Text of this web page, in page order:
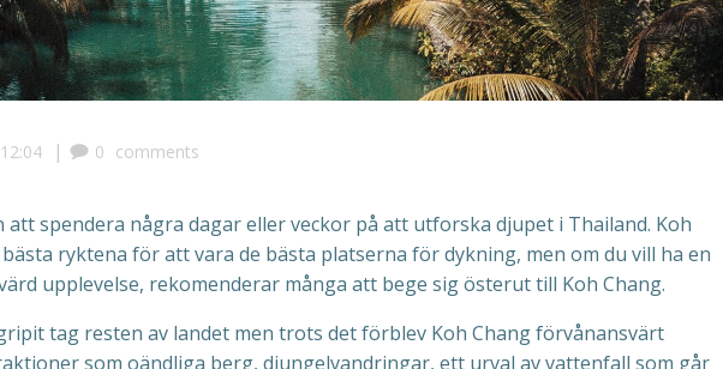
12:04 | 0 comments
spendera några dagar eller veckor på att utforska djupet i Thailand. Koh
ryktena för att vara de bästa platserna för dykning, men om du vill ha en
upplevelse, rekomenderar många att bege sig österut till Koh Chang.
tag resten av landet men trots det förblev Koh Chang förvånansvärt
som oändliga berg, djungelvandringar, ett urval av vattenfall som går